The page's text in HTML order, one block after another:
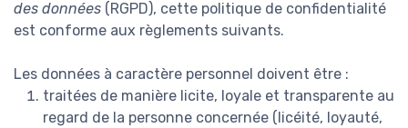
des données (RGPD), cette politique de confidentialité
est conforme aux règlements suivants.
Les données à caractère personnel doivent être :
traitées de manière licite, loyale et transparente au
regard de la personne concernée (licéité, loyauté,